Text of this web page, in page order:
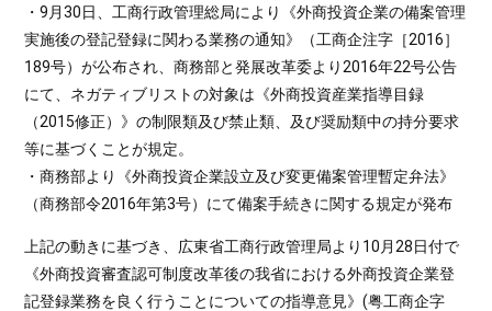
・9月30日、工商行政管理総局により《外商投資企業の備案管理
実施後の登記登録に関わる業務の通知》（工商企注字［2016］
189号）が公布され、商務部と発展改革委より2016年22号公告
にて、ネガティブリストの対象は《外商投資産業指導目録
（2015修正）》の制限類及び禁止類、及び奨励類中の持分要求
等に基づくことが規定。
・商務部より《外商投資企業設立及び変更備案管理暫定弁法》
（商務部令2016年第3号）にて備案手続きに関する規定が発布
上記の動きに基づき、広東省工商行政管理局より10月28日付で
《外商投資審査認可制度改革後の我省における外商投資企業登
記登録業務を良く行うことについての指導意見》(粤工商企字